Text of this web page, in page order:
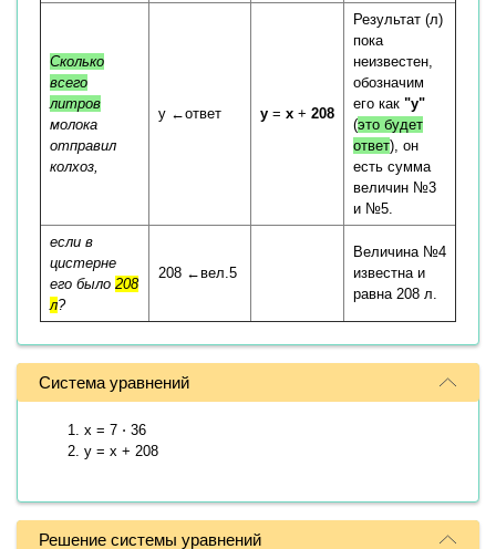
Сколько
всего
литров
молока
отправил
колхоз,
y ←ответ y = x + 208
Результат (л)
пока
неизвестен,
обозначим
его как "y"
(это будет
ответ), он
есть сумма
величин №3
и №5.
если в
цистерне
его было 208
л?
208 ←вел.5
Величина №4
известна и
равна 208 л.
Система уравнений
x = 7 ⋅ 36
y = x + 208
Решение системы уравнений